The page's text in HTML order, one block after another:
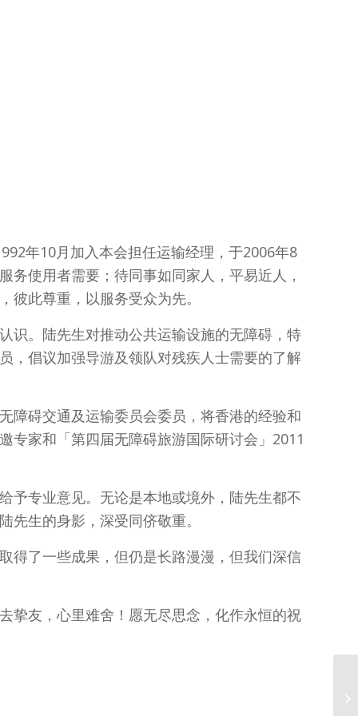
年10月加入本会担任运输经理，于2006年8
使用者需要；待同事如同家人，平易近人，
此尊重，以服务受众为先。
识。陆先生对推动公共运输设施的无障碍，特
，倡议加强导游及领队对残疾人士需要的了解
障碍交通及运输委员会委员，将香港的经验和
专家和「第四届无障碍旅游国际研讨会」2011
予专业意见。无论是本地或境外，陆先生都不
生的身影，深受同侪敬重。
得了一些成果，但仍是长路漫漫，但我们深信
挚友，心里难舍！愿无尽思念，化作永恒的祝